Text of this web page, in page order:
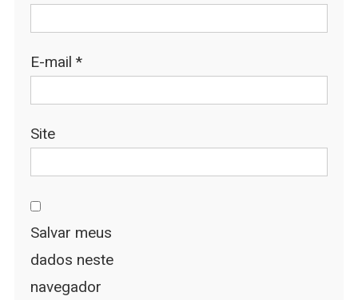
E-mail *
Site
Salvar meus
dados neste
navegador